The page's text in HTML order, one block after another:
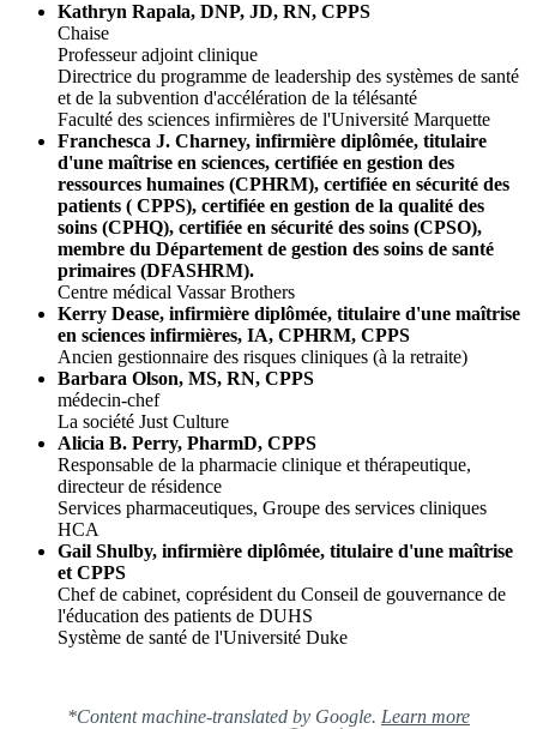
Kathryn Rapala, DNP, JD, RN, CPPS
Chaise
Professeur adjoint clinique
Directrice du programme de leadership des systèmes de santé
et de la subvention d'accélération de la télésanté
Faculté des sciences infirmières de l'Université Marquette
Franchesca J. Charney, infirmière diplômée, titulaire
d'une maîtrise en sciences, certifiée en gestion des
ressources humaines (CPHRM), certifiée en sécurité des
patients ( CPPS), certifiée en gestion de la qualité des
soins (CPHQ), certifiée en sécurité des soins (CPSO),
membre du Département de gestion des soins de santé
primaires (DFASHRM).
Centre médical Vassar Brothers
Kerry Dease, infirmière diplômée, titulaire d'une maîtrise
en sciences infirmières, IA, CPHRM, CPPS
Ancien gestionnaire des risques cliniques (à la retraite)
Barbara Olson, MS, RN, CPPS
médecin-chef
La société Just Culture
Alicia B. Perry, PharmD, CPPS
Responsable de la pharmacie clinique et thérapeutique,
directeur de résidence
Services pharmaceutiques, Groupe des services cliniques
HCA
Gail Shulby, infirmière diplômée, titulaire d'une maîtrise
et CPPS
Chef de cabinet, coprésident du Conseil de gouvernance de
l'éducation des patients de DUHS
Système de santé de l'Université Duke
*Content machine-translated by Google. Learn more